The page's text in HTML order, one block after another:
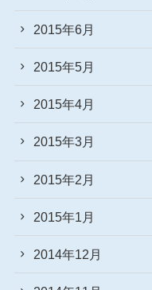
2015年6月
2015年5月
2015年4月
2015年3月
2015年2月
2015年1月
2014年12月